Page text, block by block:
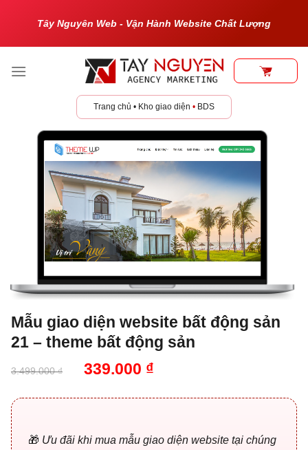
Tây Nguyên Web - Vận Hành Website Chất Lượng
Trang chủ • Kho giao diện • BDS
Mẫu giao diện website bất động sản
21 – theme bất động sản
3.499.000₫
Giá
là:
339.000 ₫
tại
339.000 ₫.
🎁 Ưu đãi khi mua mẫu giao diện website tại chúng